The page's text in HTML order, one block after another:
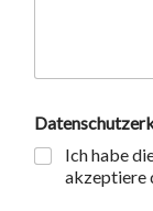
e
n
(
Ich habe
akzeptiere